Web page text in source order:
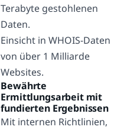
Terabyte gestohlenen
Daten.
Einsicht in WHOIS-Daten
von über 1 Milliarde
Websites.
Bewährte
Ermittlungsarbeit mit
fundierten Ergebnissen
Mit internen Richtlinien,